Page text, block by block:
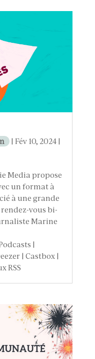
| Fév 10, 2024|
Media propose
un format à
à une grande
vous bi-
Marine
|
| Castbox |
RSS